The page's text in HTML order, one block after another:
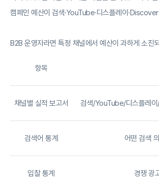
캠페인 예산이 검색·YouTube·디스플레이
B2B 운영자라면 특정 채널에서 예산이 과하게 소진
항목
채널별 실적 보고서 검색/YouTube/디스플레
검색어 통계 어떤 검색
입찰 통계 경쟁 광